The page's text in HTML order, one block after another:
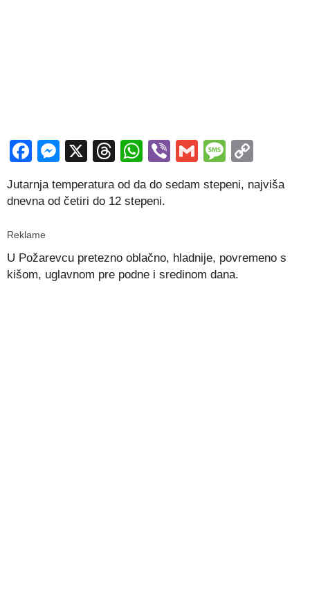
Facebook
Messenger
X Threads
WhatsApp
ViberGmail
Link
Jutarnja temperatura od da do sedam stepeni, najviša
dnevna od četiri do 12 stepeni.
Reklame
U Požarevcu pretezno oblačno, hladnije, povremeno s
kišom, uglavnom pre podne i sredinom dana.